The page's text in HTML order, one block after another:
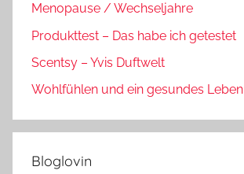
Menopause / Wechseljahre
Produkttest – Das habe ich getestet
Scentsy – Yvis Duftwelt
Wohlfühlen und ein gesundes Leben
Bloglovin